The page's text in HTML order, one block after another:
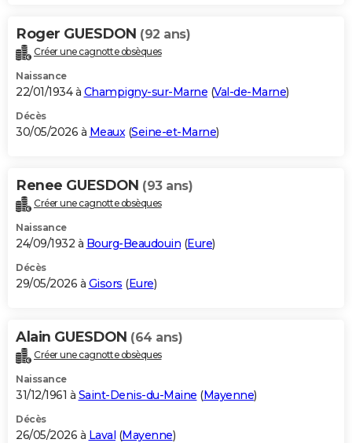
Roger GUESDON (92 ans)
Créer une cagnotte obsèques
Naissance
22/01/1934 à Champigny-sur-Marne (Val-de-Marne)
Décès
30/05/2026 à Meaux(Seine-et-Marne)
Renee GUESDON (93 ans)
Créer une cagnotte obsèques
Naissance
24/09/1932 à Bourg-Beaudouin (Eure)
Décès
29/05/2026 à Gisors (Eure)
Alain GUESDON (64 ans)
Créer une cagnotte obsèques
Naissance
31/12/1961 à Saint-Denis-du-Maine (Mayenne)
Décès
26/05/2026 à Laval (Mayenne)